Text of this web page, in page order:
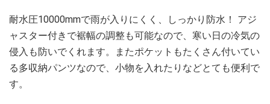
耐水圧10000mmで雨が入りにくく、しっかり防水！ アジ
ャスター付きで裾幅の調整も可能なので、寒い日の冷気の
侵入も防いでくれます。またポケットもたくさん付いてい
る多収納パンツなので、小物を入れたりなどとても便利で
す。